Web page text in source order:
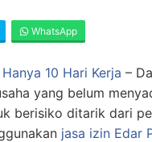
WhatsApp
10 Hari Kerja –
yang belum
berisiko ditarik dari
jasa izin Edar